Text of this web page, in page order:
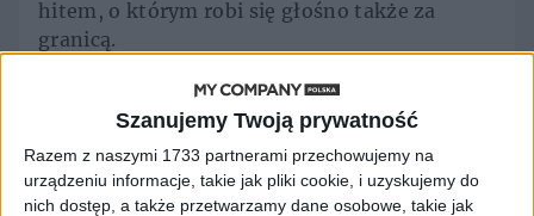
Szanujemy Twoją prywatność
Razem z naszymi 1733 partnerami przechowujemy na
urządzeniu informacje, takie jak pliki cookie, i uzyskujemy do
nich dostęp, a także przetwarzamy dane osobowe, takie jak
hitem, o którym robi się głośno także za
granicą.
Gdy w połowie XIX w. powstaje Kolej
Warszawsko-Wiedeńska, firma zaczyna się
specjalizować w produkcji infrastruktury
kolejowej. Lilpop współpracuje już wtedy z
Wilhelmem Rauem, wkrótce do spółki dołącza